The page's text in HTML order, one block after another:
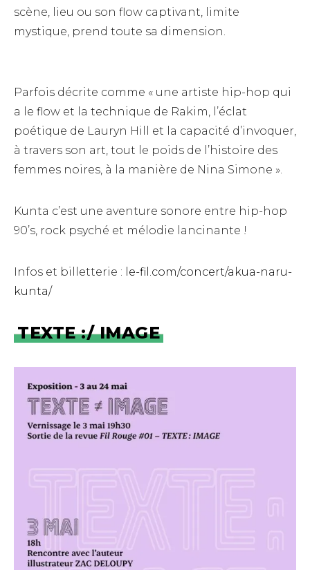
scène, lieu ou son flow captivant, limite
mystique, prend toute sa dimension.
Parfois décrite comme « une artiste hip-hop qui
a le flow et la technique de Rakim, l’éclat
poétique de Lauryn Hill et la capacité d’invoquer,
à travers son art, tout le poids de l’histoire des
femmes noires, à la manière de Nina Simone ».
Kunta c’est une aventure sonore entre hip-hop
90’s, rock psyché et mélodie lancinante !
Infos et billetterie : le-fil.com/concert/akua-naru-
kunta/
TEXTE :/ IMAGE